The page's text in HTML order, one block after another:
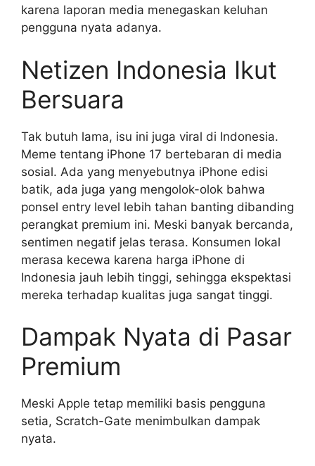
karena laporan media menegaskan keluhan
pengguna nyata adanya.
Netizen Indonesia Ikut
Bersuara
Tak butuh lama, isu ini juga viral di Indonesia.
Meme tentang iPhone 17 bertebaran di media
sosial. Ada yang menyebutnya iPhone edisi
batik, ada juga yang mengolok-olok bahwa
ponsel entry level lebih tahan banting dibanding
perangkat premium ini. Meski banyak bercanda,
sentimen negatif jelas terasa. Konsumen lokal
merasa kecewa karena harga iPhone di
Indonesia jauh lebih tinggi, sehingga ekspektasi
mereka terhadap kualitas juga sangat tinggi.
Dampak Nyata di Pasar
Premium
Meski Apple tetap memiliki basis pengguna
setia, Scratch-Gate menimbulkan dampak
nyata.